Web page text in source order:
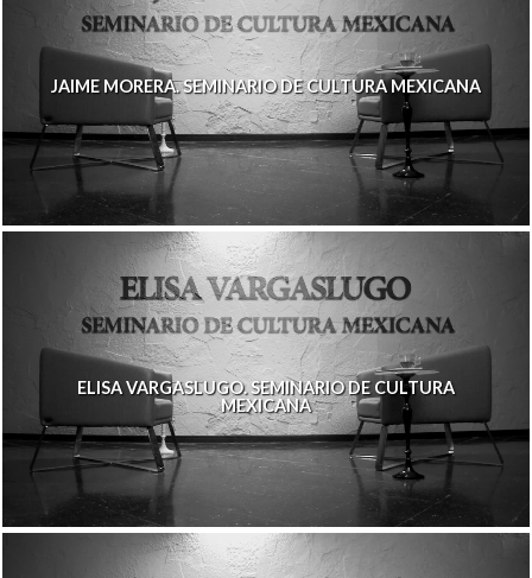
JAIME MORERA. SEMINARIO DE CULTURA MEXICANA
ELISA VARGASLUGO. SEMINARIO DE CULTURA
MEXICANA